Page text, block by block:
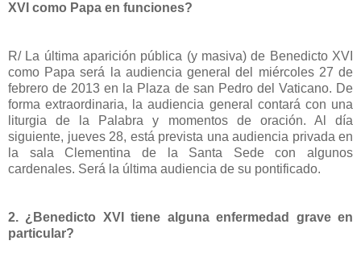
XVI como Papa en funciones?
R/ La última aparición pública (y masiva) de Benedicto XVI
como Papa será la audiencia general del miércoles 27 de
febrero de 2013 en la Plaza de san Pedro del Vaticano. De
forma extraordinaria, la audiencia general contará con una
liturgia de la Palabra y momentos de oración. Al día
siguiente, jueves 28, está prevista una audiencia privada en
la sala Clementina de la Santa Sede con algunos
cardenales. Será la última audiencia de su pontificado.
2. ¿Benedicto XVI tiene alguna enfermedad grave en
particular?